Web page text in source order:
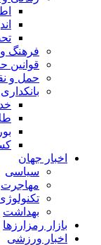
فرهنگ و
قوانین
حمل و
اخبار جهان
سیاسی
مهاجرت
بهداشت
بازار رمزارزها
اخبار ورزشی